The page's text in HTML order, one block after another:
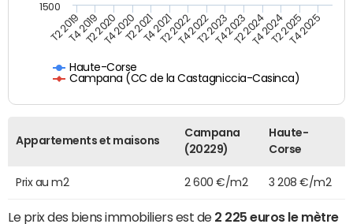
Haute-Corse
Campana (CC de la Castagniccia-Casinca)
T2 2019T4 2019T2 2020T4 2020T2 2021T4 2021T2 2022T4 2022T2 2023T4 2023T2 2024T4 2024T2 2025T4 2025
1500
Appartements et maisons
Campana
(20229)
Haute-
Corse
Prix au m2 2 600 €/m2 3 208 €/m2
Le prix des biens immobiliers est de 2 225 euros le mètre